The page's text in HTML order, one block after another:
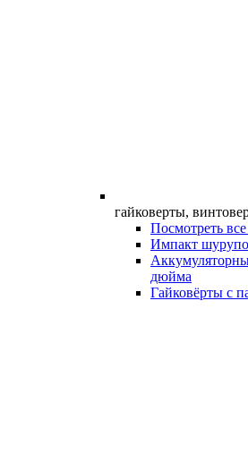
гайковерты,
Посмотреть
Импакт
дюйма
Гайковёрты с